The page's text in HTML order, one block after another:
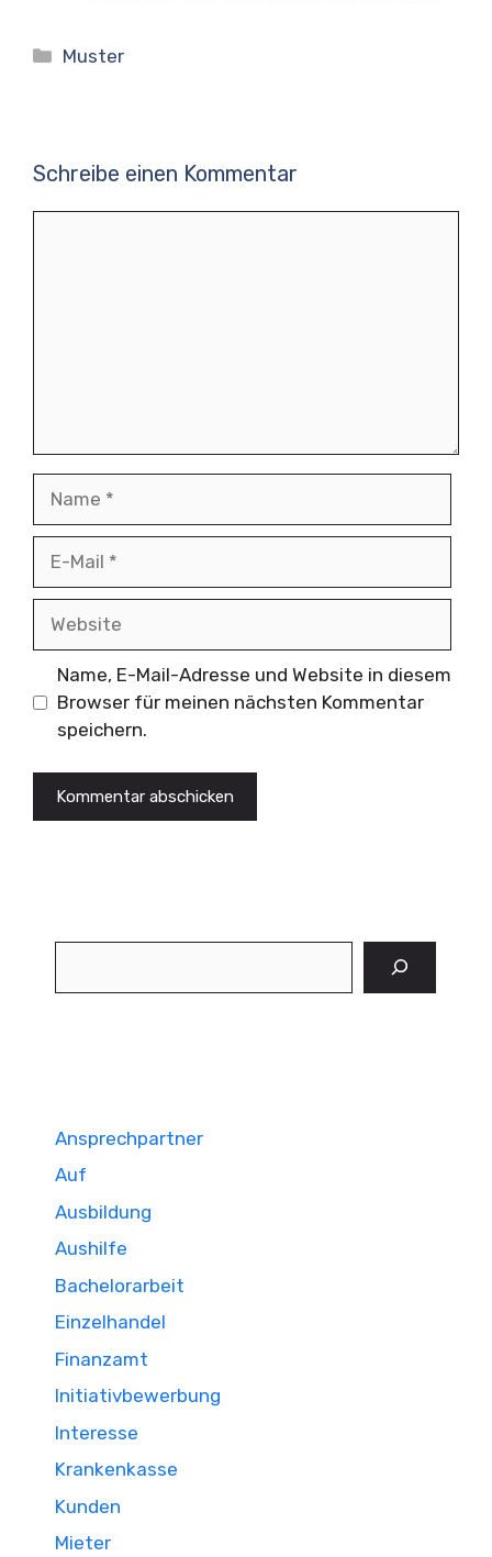
Kategorien
Muster
Schreibe einen Kommentar
Name, E-Mail-Adresse und Website in diesem
Browser für meinen nächsten Kommentar
speichern.
Ansprechpartner
Auf
Ausbildung
Aushilfe
Bachelorarbeit
Einzelhandel
Finanzamt
Initiativbewerbung
Interesse
Krankenkasse
Kunden
Mieter